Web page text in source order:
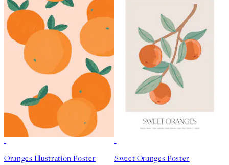
Oranges Illustration Poster Sweet Oranges Poster